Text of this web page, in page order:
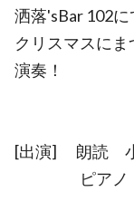
洒落'sBar 102
クリスマスに
演奏！
[出演] 朗読
ピアノ